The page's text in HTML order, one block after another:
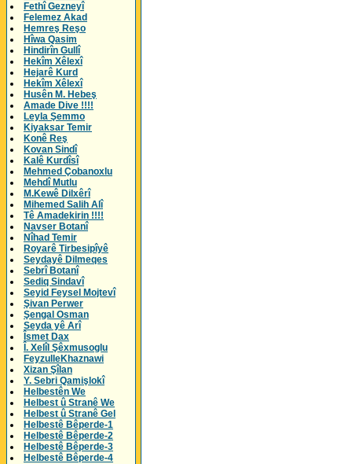
Fethî Gezneyî
Felemez Akad
Hemreş Reşo
Hîwa Qasim
Hindirîn Gullî
Hekîm Xêlexî
Hejarê Kurd
Hekîm Xêlexî
Husên M. Hebeş
Amade Dive !!!!
Leyla Şemmo
Kiyaksar Temir
Konê Reş
Kovan Sindî
Kalê Kurdîsî
Mehmed Çobanoxlu
Mehdî Mutlu
M.Kewê Dilxêrî
Mihemed Salih Alî
Tê Amadekirin !!!!
Navser Botanî
Nîhad Temir
Royarê Tirbesipîyê
Seydayê Dilmeqes
Sebrî Botanî
Sediq Sindavî
Seyid Feysel Mojtevî
Şivan Perwer
Şengal Osman
Seyda yê Arî
Îsmet Dax
Î. Xelîl Şêxmusoglu
FeyzulleKhaznawi
Xizan Şîlan
Y. Sebri Qamişlokî
Helbestên We
Helbest û Stranê We
Helbest û Stranê Gel
Helbestê Bêperde-1
Helbestê Bêperde-2
Helbestê Bêperde-3
Helbestê Bêperde-4